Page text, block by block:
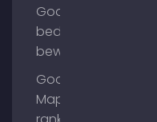
Google
bedrijfsprofiel
bewerken
Google
Maps